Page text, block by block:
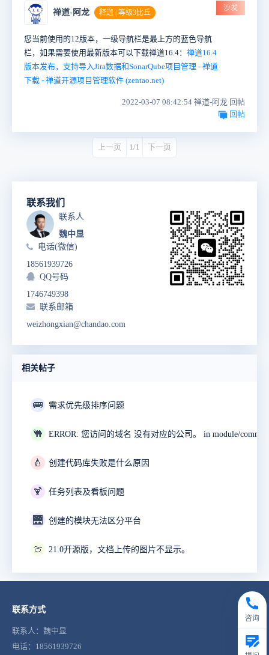
禅道-阿龙 释迦 | 等级3比丘
沙发
您当前使用的12版本，一级导航栏是最上方的蓝色导航
栏，如果需要使用最新版本可以下载禅道16.4： 禅道16.4
版本发布，支持导入Jira数据和SonarQube项目管理 - 禅道
下载 - 禅道开源项目管理软件 (zentao.net)
2022-03-07 08:42:54 禅道-阿龙 回帖
回帖
上一页 1/1 下一页
联系我们
联系人
魏中显
电话(微信)
18561939726
QQ号码
1746749398
联系邮箱
weizhongxian@chandao.com
相关帖子
🚌 需求优先级排序问题
🐫
🍐 创建代码库失败是什么原因
🍹 任务列表及看板问题
🌉 创建的模块无法区分平台
🍈 21.0开源版，文档上传的图片不显示。
联系方式
联系人：魏中显
电话：18561939726
咨询